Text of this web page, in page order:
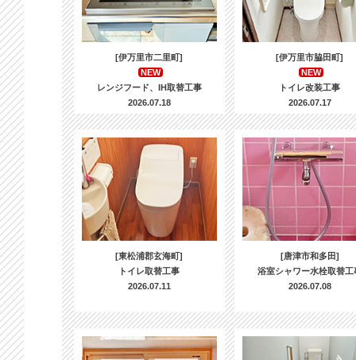
[伊万里市二里町]
NEW
レンジフード、IH取替工事
2026.07.18
[伊万里市脇田町]
NEW
トイレ改装工事
2026.07.17
[東松浦郡玄海町]
トイレ取替工事
2026.07.11
[唐津市和多田]
浴室シャワー水栓取替工
2026.07.08